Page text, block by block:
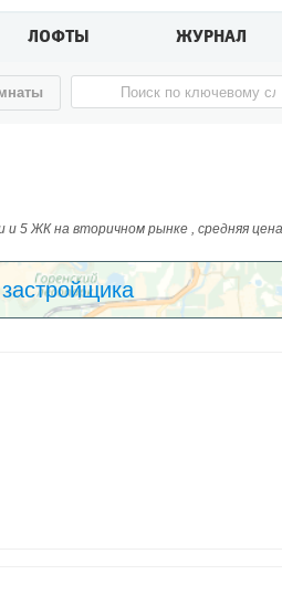
ЛОФТЫ ЖУРНАЛ
и 5 ЖК на вторичном рынке , средняя